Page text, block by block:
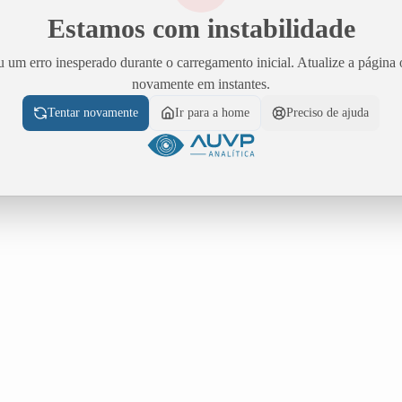
Estamos com instabilidade
um erro inesperado durante o carregamento inicial. Atualize a página
novamente em instantes.
Tentar novamente Ir para a home Preciso de ajuda